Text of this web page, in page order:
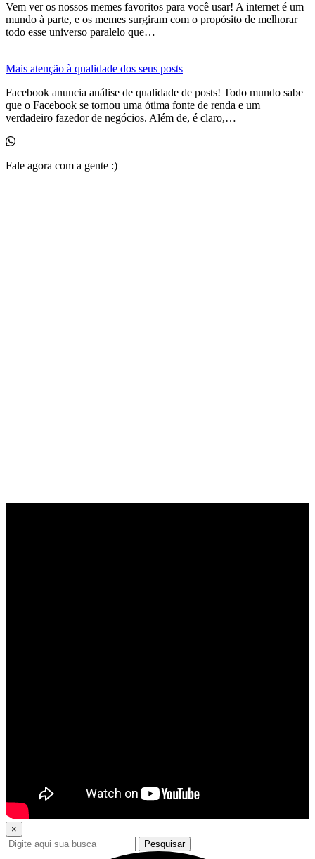
Vem ver os nossos memes favoritos para você usar! A internet é um
mundo à parte, e os memes surgiram com o propósito de melhorar
todo esse universo paralelo que…
Mais atenção à qualidade dos seus posts
Facebook anuncia análise de qualidade de posts! Todo mundo sabe
que o Facebook se tornou uma ótima fonte de renda e um
verdadeiro fazedor de negócios. Além de, é claro,…
Fale agora com a gente :)
×
Pesquisar